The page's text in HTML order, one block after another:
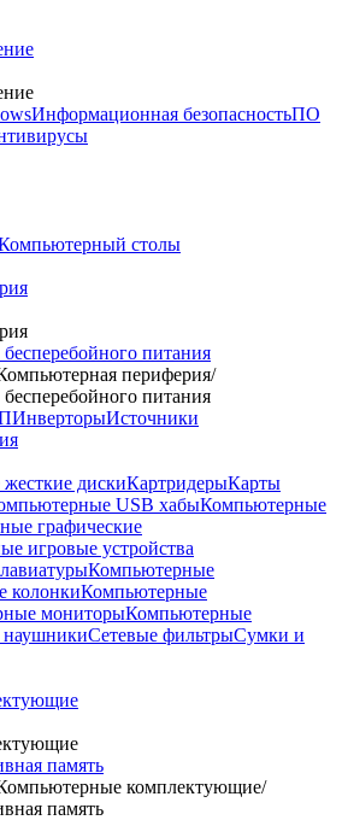
Информационная безопасностьПО
столы
питания
периферия/
питания
ИнверторыИсточники
дискиКартридерыКарты
USB хабыКомпьютерные
графические
игровые устройства
Компьютерные
колонкиКомпьютерные
мониторыКомпьютерные
Сетевые фильтрыСумки и
память
комплектующие/
память